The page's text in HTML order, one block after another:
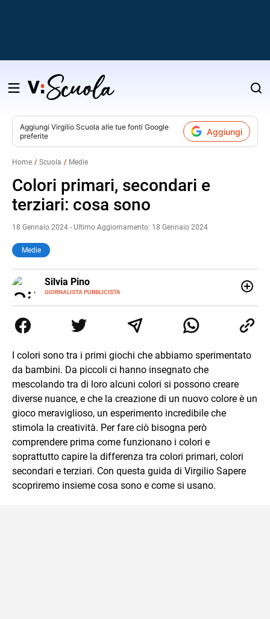
Salta
contenuto
Aggiungi Virgilio Scuola alle tue fonti Google
preferite
Aggiungi
Home Scuola Medie
Colori primari, secondari e
terziari: cosa sono
18 Gennaio 2024 - Ultimo Aggiornamento: 18 Gennaio 2024
Medie
Silvia Pino
GIORNALISTA PUBBLICISTA
E-
MAIL
critica del testo perché stregata dalle parole, dalla
comunicazione per pura casualità. Leggo, indago e amo i
scrivere e non mi sono più fermata.
I colori sono tra i primi giochi che abbiamo sperimentato
da bambini. Da piccoli ci hanno insegnato che
mescolando tra di loro alcuni colori si possono creare
diverse nuance, e che la creazione di un nuovo colore è un
gioco meraviglioso, un esperimento incredibile che
stimola la creatività. Per fare ciò bisogna però
comprendere prima come funzionano i colori e
soprattutto capire la differenza tra colori primari, colori
secondari e terziari. Con questa guida di Virgilio Sapere
scopriremo insieme cosa sono e come si usano.